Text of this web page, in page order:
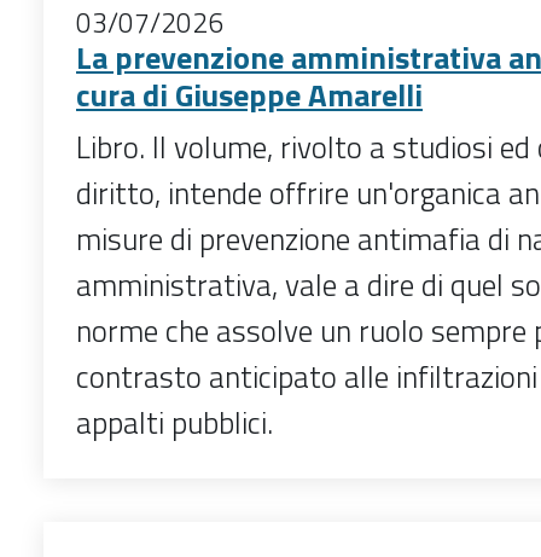
03/07/2026
La prevenzione amministrativa
cura di Giuseppe Amarelli
Libro. Il volume, rivolto a studiosi
diritto, intende offrire un'organica
misure di prevenzione antimafia di
amministrativa, vale a dire di quel
norme che assolve un ruolo
contrasto anticipato alle
appalti pubblici.